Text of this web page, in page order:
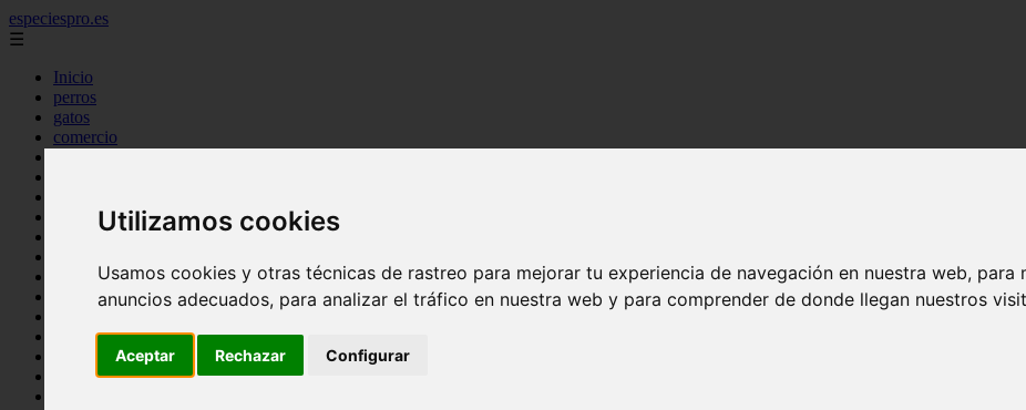
Utilizamos cookies
Usamos cookies y otras técnicas de rastreo para mejorar tu experiencia de navegación en nuestra web,
anuncios adecuados, para analizar el tráfico en nuestra web y para comprender de donde llegan nuestros
Aceptar Rechazar Configurar
especiespro.es
☰
Inicio
perros
gatos
comercio
tenencia responsable
mantenimiento
bienestar
peque os mam feros
verano